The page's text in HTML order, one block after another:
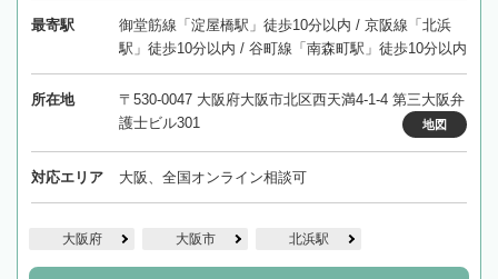
最寄駅
御堂筋線「淀屋橋駅」徒歩10分以内 / 京阪線「北浜
駅」徒歩10分以内 / 谷町線「南森町駅」徒歩10分以内
所在地
〒530-0047 大阪府大阪市北区西天満4-1-4 第三大阪弁
護士ビル301
地図
対応エリア 大阪、全国オンライン相談可
大阪府 大阪市 北浜駅